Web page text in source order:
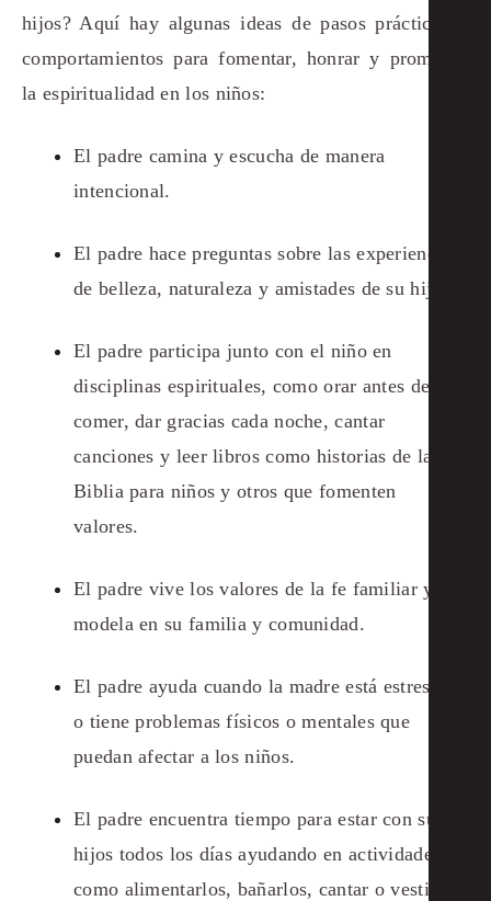
hijos? Aquí hay algunas ideas de pasos prácticos y
comportamientos para fomentar, honrar y promover
la espiritualidad en los niños:
El padre camina y escucha de manera
intencional.
El padre hace preguntas sobre las experiencias
de belleza, naturaleza y amistades de su hijo.
El padre participa junto con el niño en
disciplinas espirituales, como orar antes de
comer, dar gracias cada noche, cantar
canciones y leer libros como historias de la
Biblia para niños y otros que fomenten
valores.
El padre vive los valores de la fe familiar y los
modela en su familia y comunidad.
El padre ayuda cuando la madre está estresada
o tiene problemas físicos o mentales que
puedan afectar a los niños.
El padre encuentra tiempo para estar con sus
hijos todos los días ayudando en actividades
como alimentarlos, bañarlos, cantar o vestir a